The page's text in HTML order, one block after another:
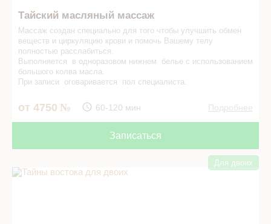
Тайский масляный массаж
Массаж создан специально для того чтобы улучшить обмен
веществ и циркуляцию крови и помочь Вашему телу
полностью расслабиться.
Выполняется в одноразовом нижнем белье с использованием
большого кол­ва масла.
При записи оговаривается пол специалиста.
от 4750 60-120 мин Подробнее
Записаться
Тайны востока для двоих в СПА салоне
Для двоих